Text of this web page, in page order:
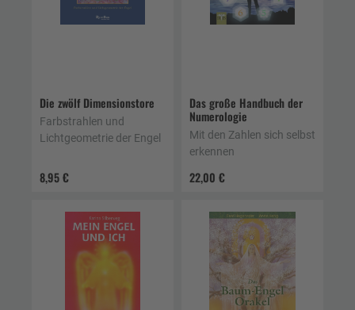
Die zwölf Dimensionstore
8,95 €
Farbstrahlen und
Lichtgeometrie der Engel
Das große Handbuch der
Numerologie
22,00 €
Mit den Zahlen sich selbst
erkennen